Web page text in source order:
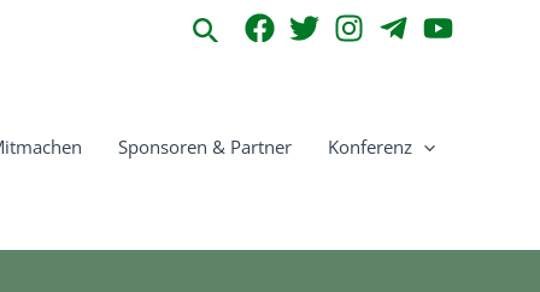
Suchen
Sponsoren & Partner Konferenz